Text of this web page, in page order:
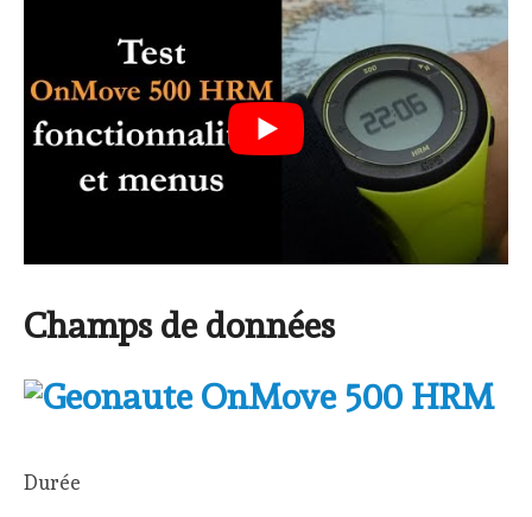
Champs de données
Durée